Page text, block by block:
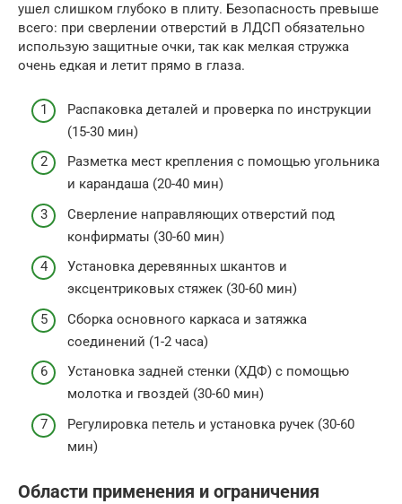
ушел слишком глубоко в плиту. Безопасность превыше
всего: при сверлении отверстий в ЛДСП обязательно
использую защитные очки, так как мелкая стружка
очень едкая и летит прямо в глаза.
Распаковка деталей и проверка по инструкции
(15-30 мин)
Разметка мест крепления с помощью угольника
и карандаша (20-40 мин)
Сверление направляющих отверстий под
конфирматы (30-60 мин)
Установка деревянных шкантов и
эксцентриковых стяжек (30-60 мин)
Сборка основного каркаса и затяжка
соединений (1-2 часа)
Установка задней стенки (ХДФ) с помощью
молотка и гвоздей (30-60 мин)
Регулировка петель и установка ручек (30-60
мин)
Области применения и ограничения